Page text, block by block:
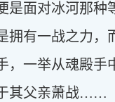
是面对冰河那种
拥有一战之力，
，一举从魂殿手
其父亲萧战……